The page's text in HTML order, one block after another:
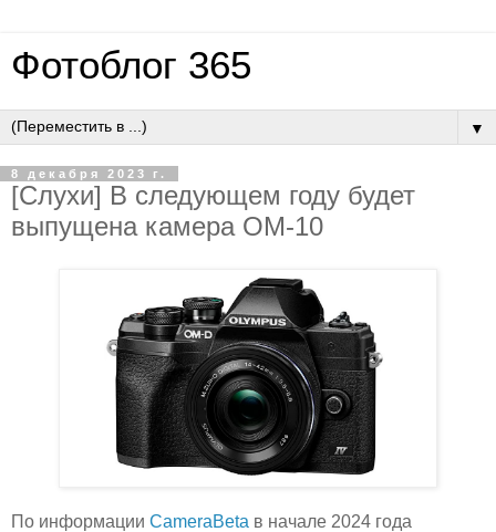
Фотоблог 365
▼
8 декабря 2023 г.
[Слухи] В следующем году будет
выпущена камера OM-10
По информации CameraBeta в начале 2024 года